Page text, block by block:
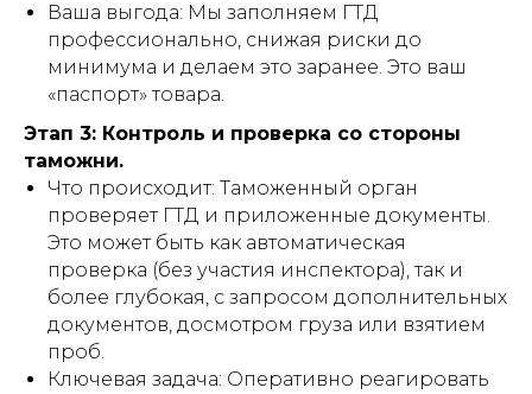
Ваша выгода: Мы заполняем ГТД
профессионально, снижая риски до
минимума и делаем это заранее. Это ваш
«паспорт» товара.
Этап 3: Контроль и проверка со стороны
таможни.
Что происходит: Таможенный орган
проверяет ГТД и приложенные документы.
Это может быть как автоматическая
проверка (без участия инспектора), так и
более глубокая, с запросом дополнительных
документов, досмотром груза или взятием
проб.
Ключевая задача: Оперативно реагировать